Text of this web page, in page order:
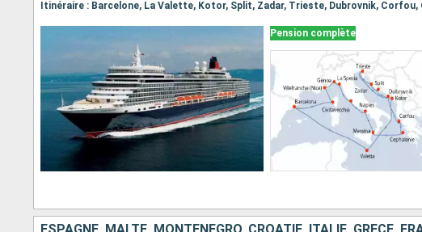
Pension complète